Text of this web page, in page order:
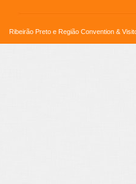
Ribeirão Preto e Região Convention &